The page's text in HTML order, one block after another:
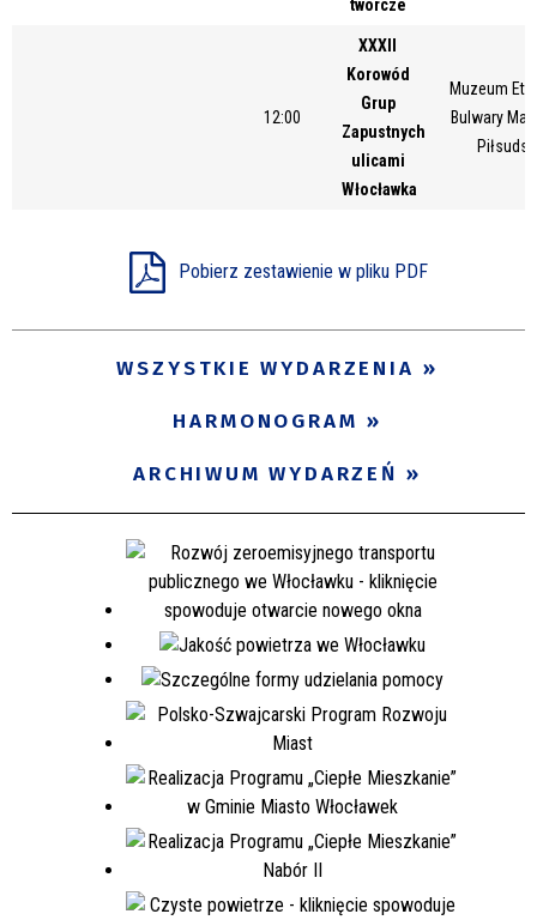
twórcze
12:00
XXXII
Korowód
Grup
Zapustnych
ulicami
Włocławka
Muzeum
Bulwary
Pobierz zestawienie w pliku PDF
WSZYSTKIE WYDARZENIA
HARMONOGRAM
ARCHIWUM WYDARZEŃ